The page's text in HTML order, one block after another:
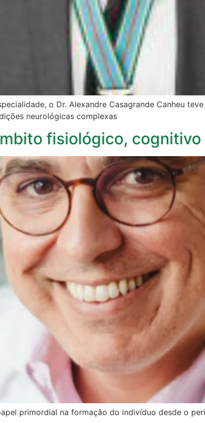
o Dr. Alexandre Casagrande Canheu
neurológicas complexas
fisiológico, cognitivo
primordial na formação do indivíduo desde o